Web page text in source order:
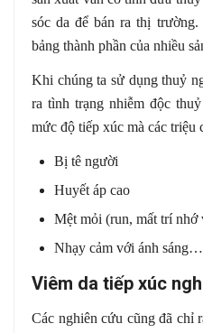
sóc da để bán ra thị
bảng thành phần của nhiều
Khi chúng ta sử dụng thuỷ
ra tình trạng nhiễm độc
mức độ tiếp xúc mà các triệu
Bị tê người
Huyết áp cao
Mệt mỏi (run, mất trí nhớ
Nhạy cảm với ánh sáng…
Viêm da tiếp xúc
Các nghiên cứu cũng đã chỉ